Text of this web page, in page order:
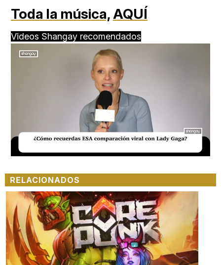
Toda la música,AQUÍ
Videos Shangay recomendados
RELACIONADOS